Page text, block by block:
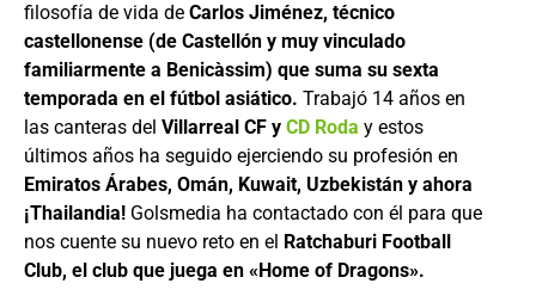
filosofía de vida de Carlos Jiménez, técnico
castellonense (de Castellón y muy vinculado
familiarmente a Benicàssim) que suma su sexta
temporada en el fútbol asiático. Trabajó 14 años en
las canteras del Villarreal CF y CD Roda y estos
últimos años ha seguido ejerciendo su profesión en
Emiratos Árabes, Omán, Kuwait, Uzbekistán y ahora
¡Thailandia! Golsmedia ha contactado con él para que
nos cuente su nuevo reto en el Ratchaburi Football
Club, el club que juega en «Home of Dragons».